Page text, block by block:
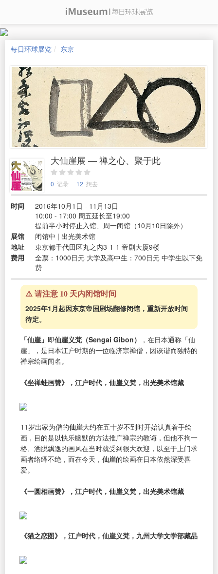
每日环球展览 东京
大仙崖展 — 禅之心、聚于此
0 记录 12 想去
时间
2016年10月1日 - 11月13日
10:00 - 17:00 周五延长至19:00
提前半小时停止入馆、周一闭馆（10月10日除外）
展馆
闭馆中 | 出光美术馆
地址
東京都千代田区丸之内3-1-1 帝剧大厦9楼
费用
全票：1000日元 大学及高中生：700日元 中学生以下免
费
⚠️ 请注意 10 天内闭馆时间
2025年1月起因东京帝国剧场翻修闭馆，重新开放时间
待定。
「仙崖」 即仙崖义梵（Sengai Gibon）
，在日本通称「仙
崖」，是日本江户时期的一位临济宗禅僧，因诙谐而独特的
禅宗绘画闻名。
《坐禅蛙画赞》，江户时代，仙崖义梵，出光美术馆藏
11岁出家为僧的仙崖大约在五十岁不到时开始认真着手绘
画，目的是以快乐幽默的方法推广禅宗的教诲，但他不拘一
格、洒脱飘逸的画风在当时就受到很大欢迎，以至于上门求
画者络绎不绝，而在今天， 仙崖的绘画在日本依然深受喜
爱。
《一圆相画赞》，江户时代，仙崖义梵，出光美术馆藏
《猫之恋图》，江户时代，仙崖义梵，九州大学文学部藏品